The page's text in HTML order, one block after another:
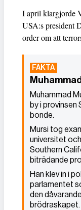
I april klargjorde
USA:s president
order om att
Muhammad
by i provinsen
bonde.
Mursi tog
universitet
Southern
biträdande
Han klev in i
parlamentet
den
brödraskapet.